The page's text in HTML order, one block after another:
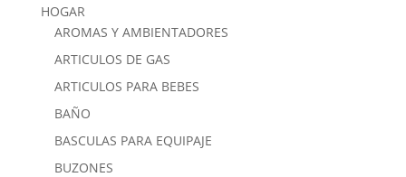
HOGAR
AROMAS Y AMBIENTADORES
ARTICULOS DE GAS
ARTICULOS PARA BEBES
BAÑO
BASCULAS PARA EQUIPAJE
BUZONES